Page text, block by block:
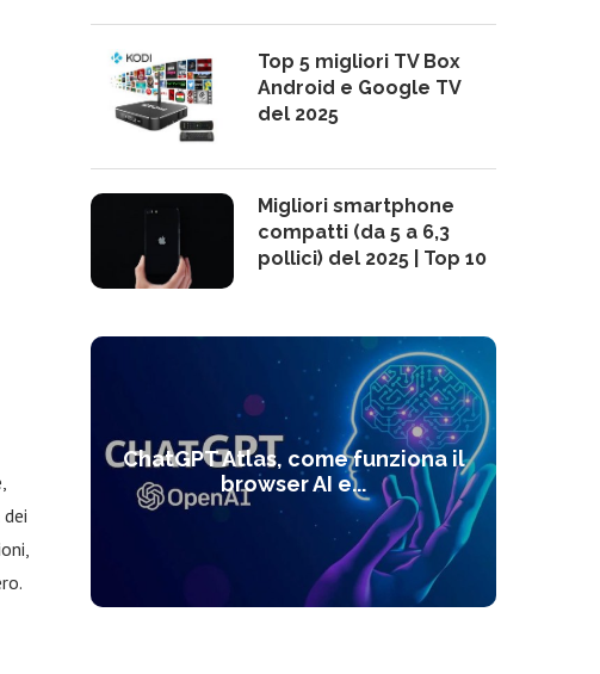
Top 5 migliori TV Box
Android e Google TV
del 2025
Migliori smartphone
compatti (da 5 a 6,3
pollici) del 2025 | Top 10
ChatGPT Atlas, come funziona il
browser AI e...